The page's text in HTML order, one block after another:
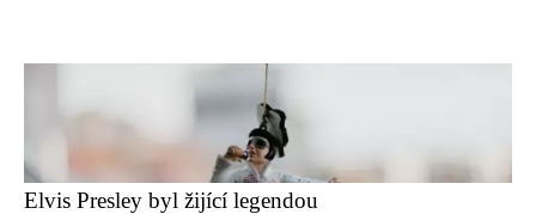
Elvis Presley byl žijící legendou